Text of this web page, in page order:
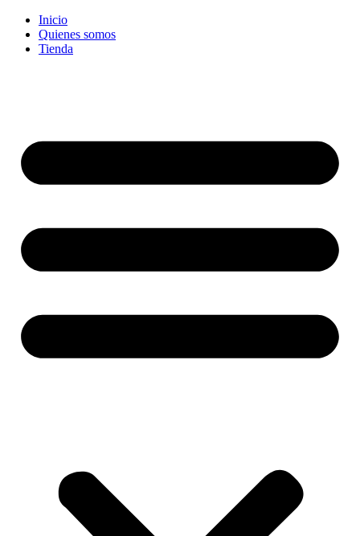
contenido
Inicio
Quienes somos
Tienda